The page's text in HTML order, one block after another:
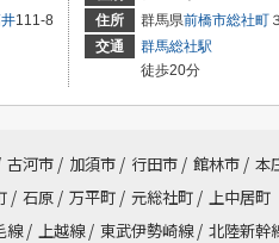
111-8
住所
群馬県前橋市総社町
交通
群馬総社駅
徒歩20分
古河市 / 加須市 / 行田市 / 館林市 / 本
/ 石原 / 万平町 / 元総社町 / 上中居町
線 / 上越線 / 東武伊勢崎線 / 北陸新幹